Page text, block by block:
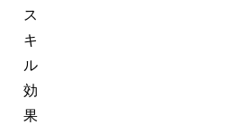
ス
キ
ル
効
果